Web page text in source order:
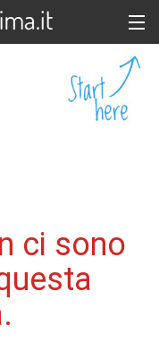
ci sono